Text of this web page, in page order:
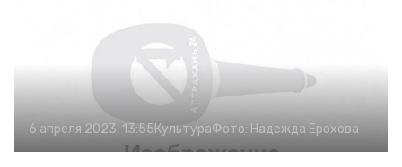
6 апреля 2023, 13:55КультураФото: Надежда Ерохова